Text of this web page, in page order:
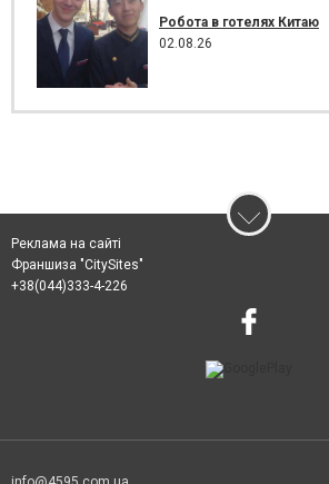
Робота в готелях Китаю
02.08.26
Реклама на сайті
Франшиза "CitySites"
+38(044)333-4-226